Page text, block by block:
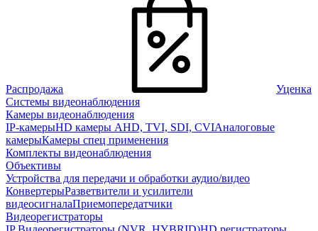
Распродажа
Уценка
Системы видеонаблюдения
Камеры видеонаблюдения
IP-камерыHD камеры AHD, TVI, SDI, CVIАналоговые
камерыКамеры спец применения
Комплекты видеонаблюдения
Объективы
Устройства для передачи и обработки аудио/видео
КонвертерыРазветвители и усилители
видеосигналаПриемопередатчики
Видеорегистраторы